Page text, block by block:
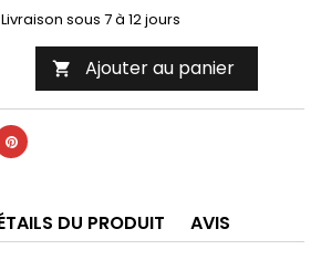
Livraison sous 7 à 12 jours
 Ajouter au panier
DU PRODUIT AVIS